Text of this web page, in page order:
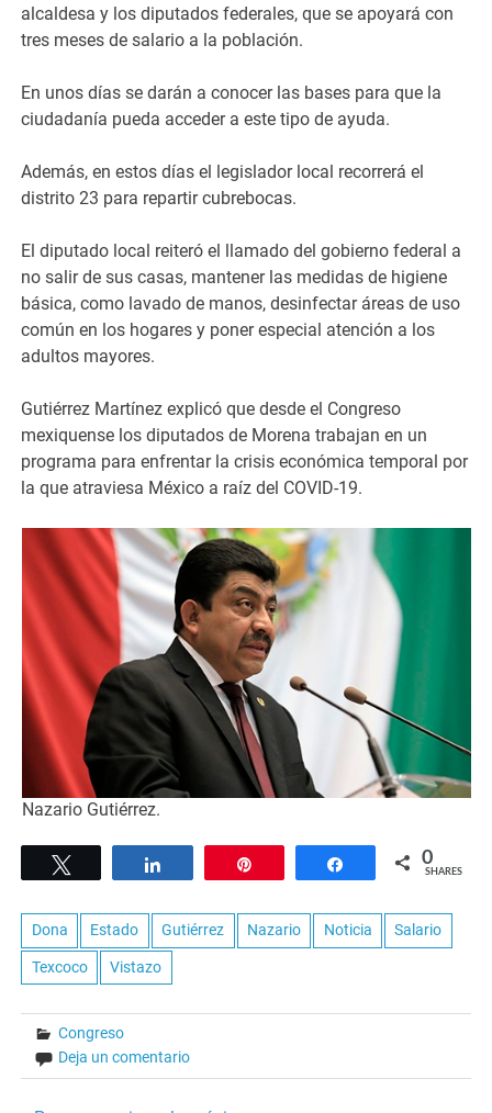
alcaldesa y los diputados federales, que se apoyará con
tres meses de salario a la población.
En unos días se darán a conocer las bases para que la
ciudadanía pueda acceder a este tipo de ayuda.
Además, en estos días el legislador local recorrerá el
distrito 23 para repartir cubrebocas.
El diputado local reiteró el llamado del gobierno federal a
no salir de sus casas, mantener las medidas de higiene
básica, como lavado de manos, desinfectar áreas de uso
común en los hogares y poner especial atención a los
adultos mayores.
Gutiérrez Martínez explicó que desde el Congreso
mexiquense los diputados de Morena trabajan en un
programa para enfrentar la crisis económica temporal por
la que atraviesa México a raíz del COVID-19.
Nazario Gutiérrez.
Share 0
SHARES
Dona Estado Gutiérrez Nazario Noticia Salario
Texcoco Vistazo
Congreso
Deja un comentario